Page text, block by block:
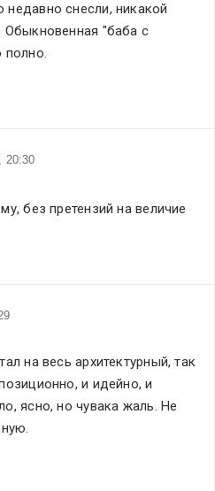
снесли, никакой
Обыкновенная "баба с
полно.
20:30
без претензий на величие
на весь архитектурный, так
и идейно, и
ясно, но чувака жаль. Не